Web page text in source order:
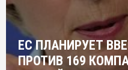
ЕС ПЛАНИРУЕТ
ПРОТИВ 169